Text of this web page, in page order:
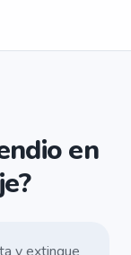
en